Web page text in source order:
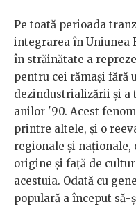
Pe toată perioada
integrarea în Uniunea
în străinătate a
pentru cei rămași fără
dezindustrializării și a
anilor '90. Acest
printre altele, și o
regionale și naționale,
origine și față de
acestuia. Odată cu
populară a început să-